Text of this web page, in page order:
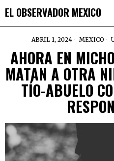
EL OBSERVADOR MEXICO
ABRIL 1, 2024 MEXICO
AHORA EN
MATAN A OTRA
TÍO-ABUELO